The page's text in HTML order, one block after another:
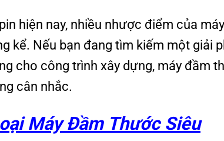
hiện nay, nhiều nhược điểm của máy
kể. Nếu bạn đang tìm kiếm một giải
cho công trình xây dựng, máy đầm
cân nhắc.
Máy Đầm Thước Siêu